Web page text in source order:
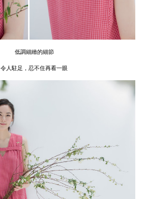
低調細緻的細節
令人駐足，忍不住再看一眼